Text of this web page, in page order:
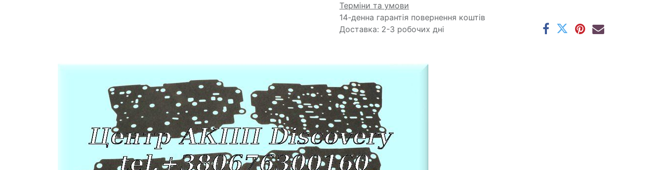
Терміни та умови
14-денна гарантія повернення коштів
Доставка: 2-3 робочих дні